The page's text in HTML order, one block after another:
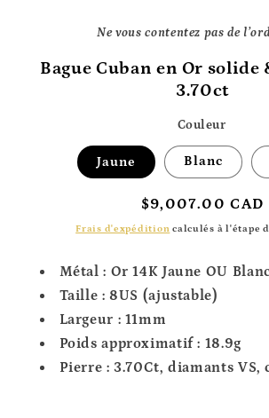
fenêtre
Ne vous contentez pas de
Bague Cuban en Or solide
3.70ct
Couleur
Jaune Blanc
Prix
habituel
$9,007.00 CAD
Frais d'expédition calculés à l'étape
Métal : Or 14K Jaune OU
Taille : 8US (ajustable)
Largeur : 11mm
Poids approximatif : 18.9g
Pierre : 3.70Ct, diamants VS,